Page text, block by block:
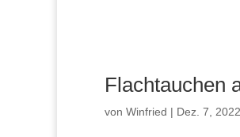
Flachtauchen
von Winfried | Dez. 7, 2022